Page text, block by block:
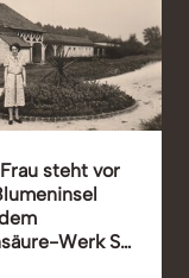
steht vor
Werk St.